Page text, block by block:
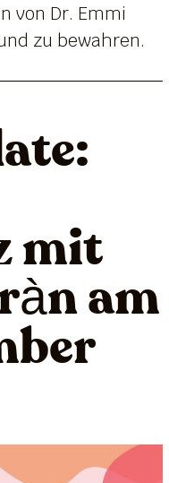
von Dr. Emmi
zu bewahren.
mit
am